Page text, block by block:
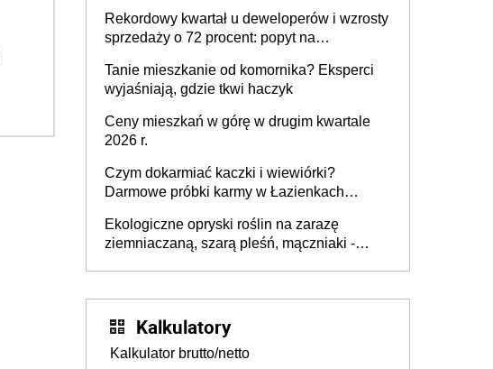
realizuje w nim potrzeb mieszkaniowych
Rekordowy kwartał u deweloperów i wzrosty
sprzedaży o 72 procent: popyt na
Tanie mieszkanie od komornika? Eksperci
wyjaśniają, gdzie tkwi haczyk
Ceny mieszkań w górę w drugim kwartale
2026 r.
Czym dokarmiać kaczki i wiewiórki?
Darmowe próbki karmy w Łazienkach
edukacyjna]
Ekologiczne opryski roślin na zarazę
ziemniaczaną, szarą pleśń, mączniaki -
Kalkulatory
Kalkulator brutto/netto